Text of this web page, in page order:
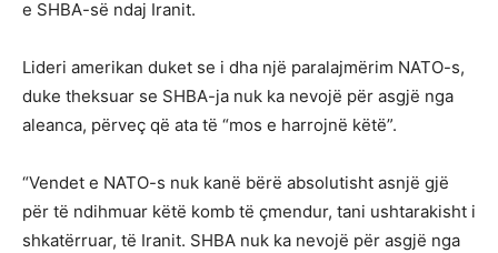
e SHBA-së ndaj Iranit.
Lideri amerikan duket se i dha një paralajmërim NATO-s,
duke theksuar se SHBA-ja nuk ka nevojë për asgjë nga
aleanca, përveç që ata të “mos e harrojnë këtë”.
“Vendet e NATO-s nuk kanë bërë absolutisht asnjë gjë
për të ndihmuar këtë komb të çmendur, tani ushtarakisht i
shkatërruar, të Iranit. SHBA nuk ka nevojë për asgjë nga